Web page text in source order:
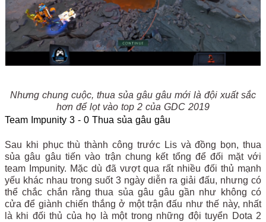
Nhưng chung cuộc, thua sủa gâu gâu mới là đội xuất sắc
hơn để lọt vào top 2 của GDC 2019
Team Impunity 3 - 0 Thua sủa gâu gâu
Sau khi phục thù thành công trước Lis và đồng bọn, thua
sủa gâu gâu tiến vào trận chung kết tổng để đối mặt với
team Impunity. Mặc dù đã vượt qua rất nhiều đối thủ mạnh
yếu khác nhau trong suốt 3 ngày diễn ra giải đấu, nhưng có
thể chắc chắn rằng thua sủa gâu gâu gần như không có
cửa để giành chiến thắng ở một trận đấu như thế này, nhất
là khi đối thủ của họ là một trong những đội tuyển Dota 2